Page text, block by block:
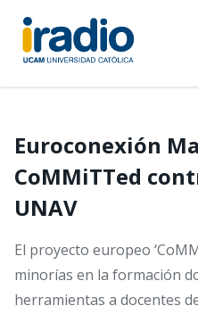
Pasar
contenido
principal
Euroconexión
CoMMiTTed
UNAV
El proyecto europeo
minorías en la formación
herramientas a docentes